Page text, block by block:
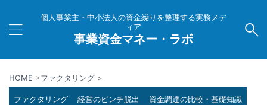
個人事業主・中小法人の資金繰りを整理する実務メデ
ィア
事業資金マネー・ラボ
HOME >ファクタリング >
ファクタリング 経営のピンチ脱出 資金調達の比較・基礎知識